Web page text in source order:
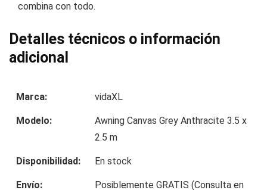
combina con todo.
Detalles técnicos o información
adicional
Marca: vidaXL
Modelo:
Awning Canvas Grey Anthracite 3.5 x
2.5 m
Disponibilidad: En stock
Envío:
Posiblemente GRATIS (Consulta en